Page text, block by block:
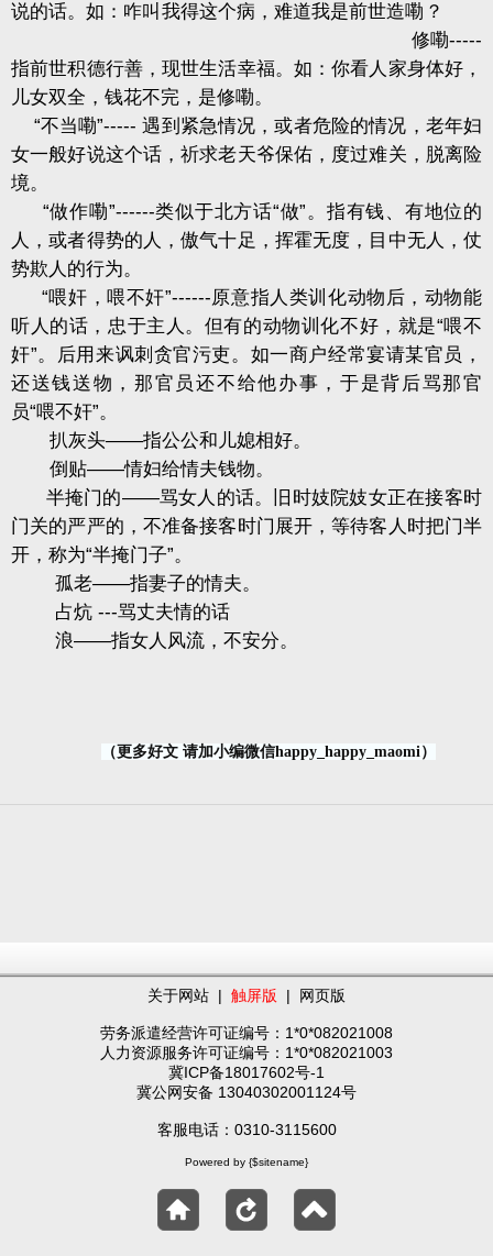
说的话。如：咋叫我得这个病，难道我是前世造嘞？
修嘞-----
指前世积德行善，现世生活幸福。如：你看人家身体好，
儿女双全，钱花不完，是修嘞。
“不当嘞”----- 遇到紧急情况，或者危险的情况，老年妇
女一般好说这个话，祈求老天爷保佑，度过难关，脱离险
境。
“做作嘞”------类似于北方话“做”。指有钱、有地位的
人，或者得势的人，傲气十足，挥霍无度，目中无人，仗
势欺人的行为。
“喂奸，喂不奸”------原意指人类训化动物后，动物能
听人的话，忠于主人。但有的动物训化不好，就是“喂不
奸”。后用来讽刺贪官污吏。如一商户经常宴请某官员，
还送钱送物，那官员还不给他办事，于是背后骂那官
员“喂不奸”。
扒灰头——指公公和儿媳相好。
倒贴——情妇给情夫钱物。
半掩门的——骂女人的话。旧时妓院妓女正在接客时
门关的严严的，不准备接客时门展开，等待客人时把门半
开，称为“半掩门子”。
孤老——指妻子的情夫。
占炕 ---骂丈夫情的话
浪——指女人风流，不安分。
（更多好文 请加小编微信happy_happy_maomi）
关于网站 | 触屏版 | 网页版
劳务派遣经营许可证编号：1*0*082021008
人力资源服务许可证编号：1*0*082021003
冀ICP备18017602号-1
冀公网安备 13040302001124号
客服电话：0310-3115600
Powered by {$sitename}